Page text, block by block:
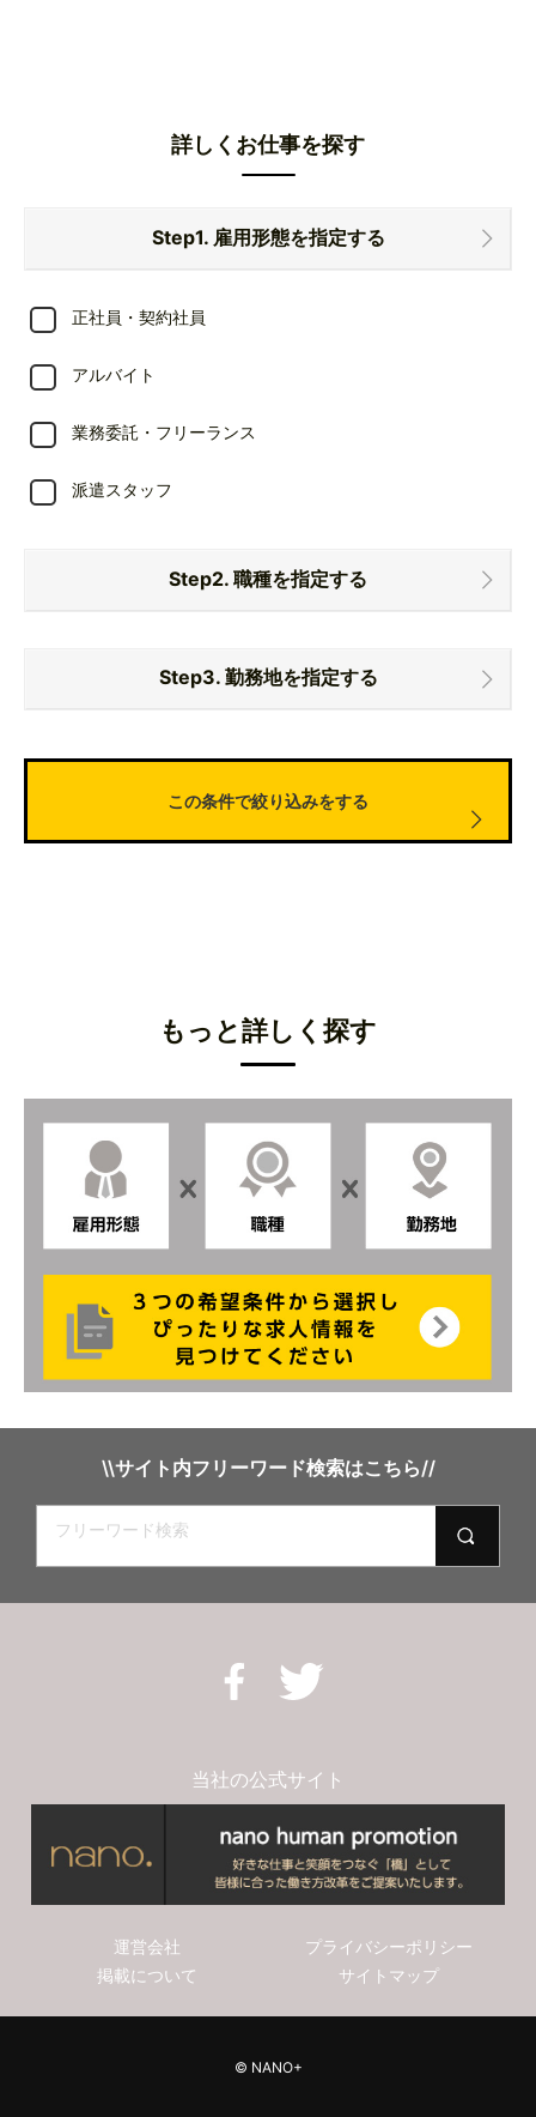
詳しくお仕事を探す
Step1. 雇用形態を指定する
正社員・契約社員
アルバイト
業務委託・フリーランス
派遣スタッフ
Step2. 職種を指定する
ウェルビーイング事業の企画運営
結婚式場のウェディングプランナーのマネージャー候
結婚式場のキャプテン
結婚市場・レストランのレセプションスタッフ
結婚式場のカフェレストランの接客サービス
結婚式場のウェディングプランナー
結婚式場のウェディングプランナーの事務アシスタン
結婚式場のウェディングプランナーアシスタント
結婚式場の調理補助スタッフ
ウェディングドレスコーディネーター
カフェラウンジのパティシエアシスタントスタッフ
レストランの予約事務
レストランのキッチンアシスタントスタッフ
ホテルの客室清掃スタッフ
ホテルのラウンジ接客スタッフ
ホテルのブライダルサービススタッフ
Step3. 勤務地を指定する
大阪府南部（泉州エリア）
神戸市内
神戸市中央区
京都市内
奈良県奈良市
鳥取県倉吉市
広島県竹原市
福岡県福岡市
福岡県八女市
もっと詳しく探す
\\サイト内フリーワード検索はこちら//
当社の公式サイト
運営会社
プライバシーポリシー
掲載について
サイトマップ
© NANO+